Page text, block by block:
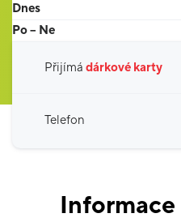
Dnes
Po – Ne
Přijímá dárkové karty
Telefon